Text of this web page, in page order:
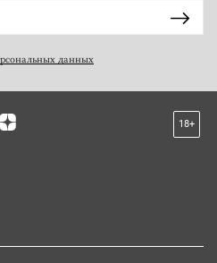
данных
18+